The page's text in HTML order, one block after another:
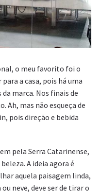
o meu favorito foi o
a casa, pois há uma
marca. Nos finais de
Ah, mas não esqueça de
pois direção e bebida
pela Serra Catarinense,
A ideia agora é
aquela paisagem linda,
neve, deve ser de tirar o